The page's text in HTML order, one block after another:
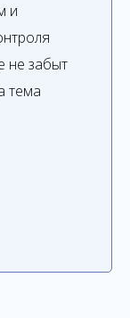
и
не забыт
тема